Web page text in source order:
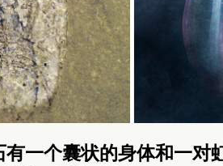
有一个囊状的身体和一对